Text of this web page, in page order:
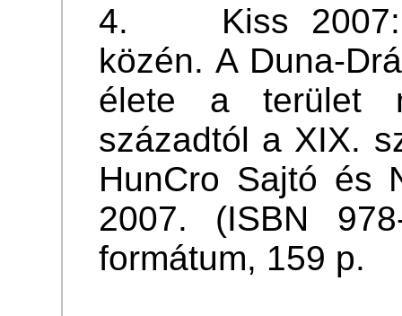
4. Kiss 2007:
közén. A Duna-
élete a terület
századtól a XIX.
HunCro Sajtó és
2007. (ISBN
formátum, 159 p.